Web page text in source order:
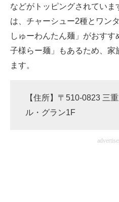
ちょっと気になるネットの話題
などがトッピングされていま
は、チャーシュー2種とワン
しゅーわんたん麺」がおす
子様らー麺」もあるため、
ます。
【住所】〒510-0823 三
ル・グラン1F